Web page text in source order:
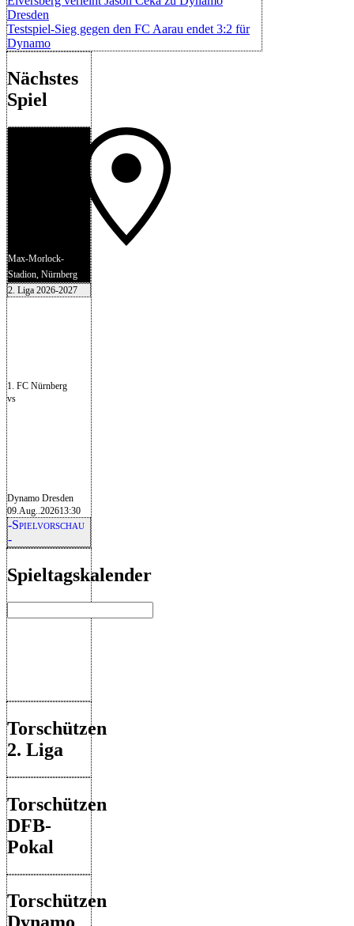
Dresden
Testspiel-Sieg gegen den FC Aarau endet 3:2 für
Dynamo
Nächstes
Spiel
Max-Morlock-
Stadion, Nürnberg
2. Liga 2026-2027
1. FC Nürnberg
vs
Dynamo Dresden
09.Aug..202613:30
-Spielvorschau
-
Spieltagskalender
Torschützen
2. Liga
Torschützen
DFB-
Pokal
Torschützen